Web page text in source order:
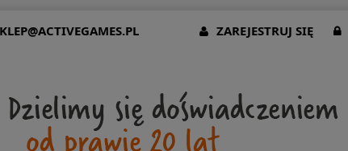
ZAREJESTRUJ SIĘ